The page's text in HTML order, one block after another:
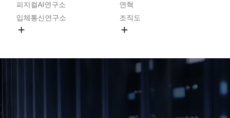
피지컬AI연구소
입체통신연구소
연혁
조직도
연구원 고객헌장
주요업무연락처